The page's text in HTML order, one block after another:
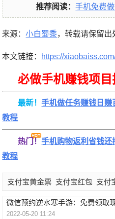
推荐阅读：手机免费
来源：小白蜀黍，转载请保留出
本文链接： https://
必做手机赚钱项目
最新！手机做任务赚钱日赚
教程
热门！手机购物返利省钱还
教程
支付宝黄金票 支付宝红包 支付
微信预约逆水寒手游：免费领取
2022-05-20 11:24